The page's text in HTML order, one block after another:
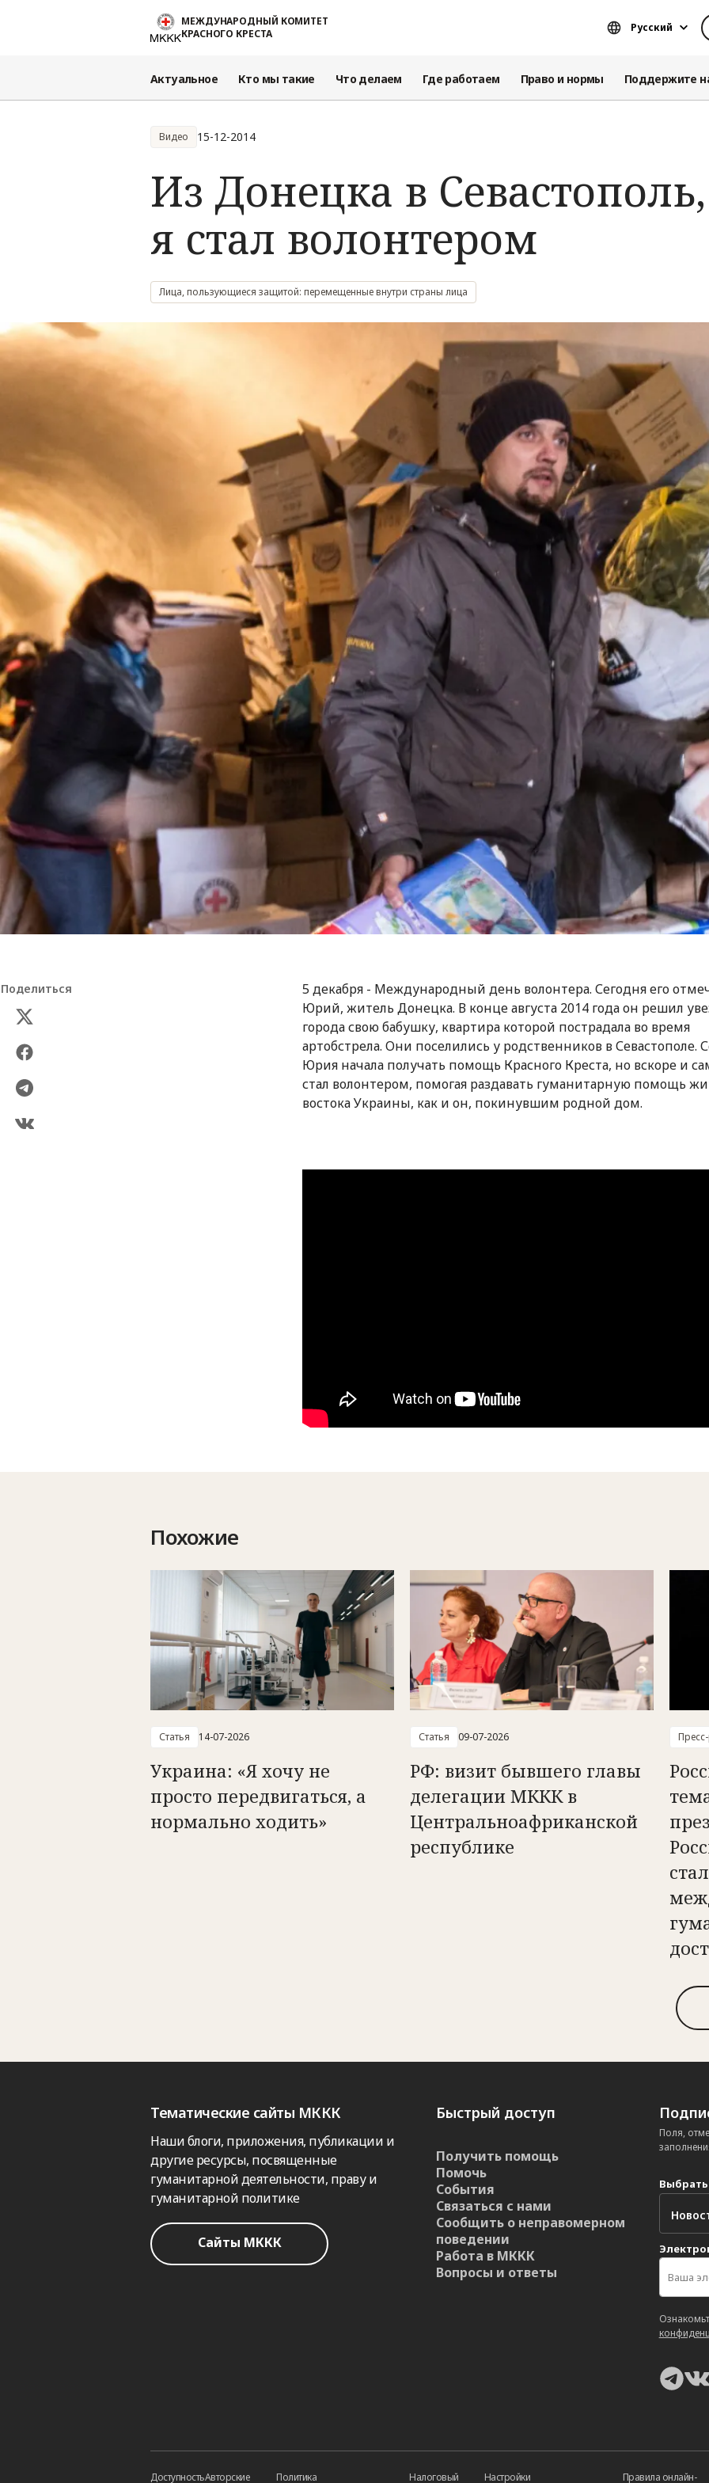
Перейти к основному содержаниюМЕЖДУНАРОДНЫЙ КОМИТЕТ
КРАСНОГО КРЕСТА
Русский
Актуальное Кто мы такие Что делаем Где работаем Право и нормы Поддержите
Видео 15-12-2014
Из Донецка в
я стал волонтером
Лица, пользующиеся защитой: перемещенные внутри страны лица
Поделиться
5 декабря - Международный день волонтера. Сегодня его
Юрий, житель Донецка. В конце августа 2014 года он решил
города свою бабушку, квартира которой пострадала во время
артобстрела. Они поселились у родственников в Севастополе.
Юрия начала получать помощь Красного Креста, но вскоре и
стал волонтером, помогая раздавать гуманитарную помощь
востока Украины, как и он, покинувшим родной дом.
Похожие
Статья 14-07-2026
Украина: «Я хочу не
просто передвигаться, а
нормально ходить»
Статья 09-07-2026
РФ: визит бывшего главы
делегации МККК в
Центральноафриканской
республике
Тематические сайты МККК
Наши блоги, приложения, публикации и
другие ресурсы, посвященные
гуманитарной деятельности, праву и
гуманитарной политике
Сайты МККК
Быстрый доступ
Получить помощь
Помочь
События
Связаться с нами
Сообщить о неправомерном
поведении
Работа в МККК
Вопросы и ответы
Поля,
Выбрать
ДоступностьАвторские
Политика
Налоговый
Настройки
Правила онлайн-